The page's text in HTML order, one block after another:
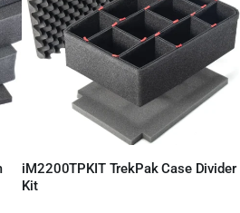
iM2200TPKIT TrekPak Case Divider
Kit